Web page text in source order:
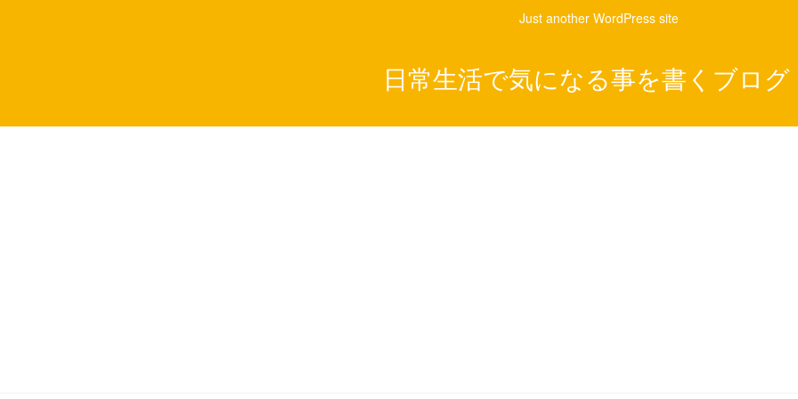
Just another WordPress site
日常生活で気になる事を書くブログ